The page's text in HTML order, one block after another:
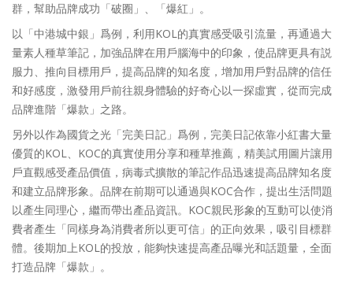
群，幫助品牌成功「破圈」、「爆紅」。
以「中港城中銀」爲例，利用KOL的真實感受吸引流量，再通過大
量素人種草筆記，加強品牌在用戶腦海中的印象，使品牌更具有説
服力、推向目標用戶，提高品牌的知名度，增加用戶對品牌的信任
和好感度，激發用戶前往親身體驗的好奇心以一探虛實，從而完成
品牌進階「爆款」之路。
另外以作為國貨之光「完美日記」爲例，完美日記依靠小紅書大量
優質的KOL、KOC的真實使用分享和種草推薦，精美試用圖片讓用
戶直觀感受產品價值，病毒式擴散的筆記作品迅速提高品牌知名度
和建立品牌形象。品牌在前期可以通過與KOC合作，提出生活問題
以產生同理心，繼而帶出產品資訊。KOC親民形象的互動可以使消
費者產生「同樣身為消費者所以更可信」的正向效果，吸引目標群
體。後期加上KOL的投放，能夠快速提高產品曝光和話題量，全面
打造品牌「爆款」。